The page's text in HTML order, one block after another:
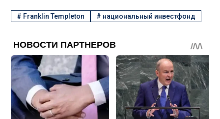
# Franklin Templeton # национальный инвестфонд